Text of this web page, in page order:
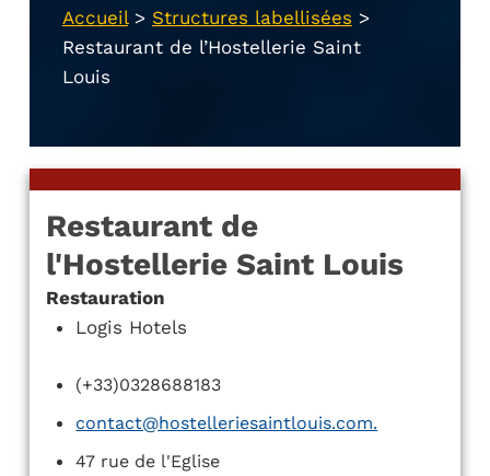
Accueil> Structures labellisées >
Restaurant de l’Hostellerie Saint
Louis
Restaurant de
l'Hostellerie Saint Louis
Restauration
Logis Hotels
(+33)0328688183
contact@hostelleriesaintlouis.com.
47 rue de l'Eglise